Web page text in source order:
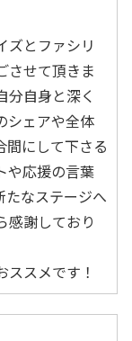
ズとファシリ
させて頂きま
分自身と深く
シェアや全体
間にして下さる
や応援の言葉
たなステージへ
感謝しており
スメです！